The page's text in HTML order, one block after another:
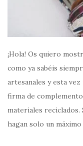
¡Hola! Os quiero
como ya sabéis
artesanales y esta vez
firma de
materiales reciclados.
hagan solo un